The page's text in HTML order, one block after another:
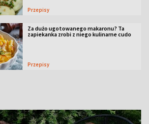
Przepisy
Za dużo ugotowanego makaronu? Ta
zapiekanka zrobi z niego kulinarne cudo
Przepisy